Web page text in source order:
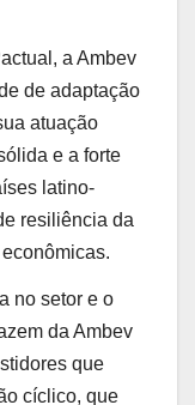
a Ambev
de adaptação
atuação
e a forte
latino-
resiliência da
no setor e o
da Ambev
que
cíclico, que